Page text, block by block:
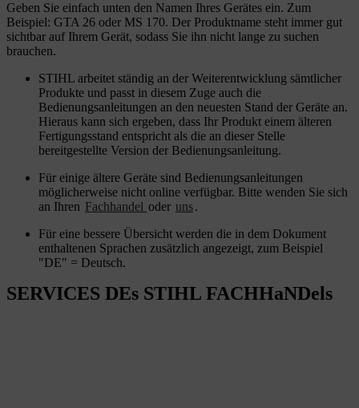
Geben Sie einfach unten den Namen Ihres Gerätes ein. Zum
Beispiel: GTA 26 oder MS 170. Der Produktname steht immer gut
sichtbar auf Ihrem Gerät, sodass Sie ihn nicht lange zu suchen
brauchen.
STIHL arbeitet ständig an der Weiterentwicklung sämtlicher
Produkte und passt in diesem Zuge auch die
Bedienungsanleitungen an den neuesten Stand der Geräte an.
Hieraus kann sich ergeben, dass Ihr Produkt einem älteren
Fertigungsstand entspricht als die an dieser Stelle
bereitgestellte Version der Bedienungsanleitung.
Für einige ältere Geräte sind Bedienungsanleitungen
möglicherweise nicht online verfügbar. Bitte wenden Sie sich
an Ihren Fachhandel oder uns.
Für eine bessere Übersicht werden die in dem Dokument
enthaltenen Sprachen zusätzlich angezeigt, zum Beispiel
"DE" = Deutsch.
SERVICES DEs STIHL FACHHaNDels